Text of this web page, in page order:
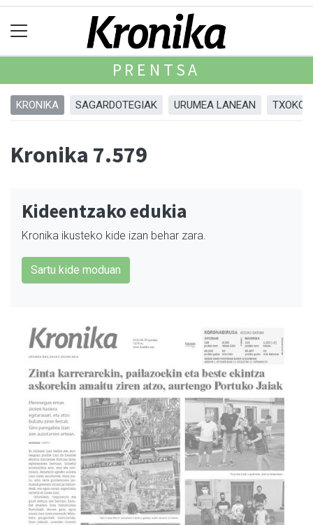
PRENTSA
KRONIKA SAGARDOTEGIAK URUMEA LANEAN
Kronika 7.579
Kideentzako edukia
Kronika ikusteko kide izan behar zara.
Sartu kide moduan